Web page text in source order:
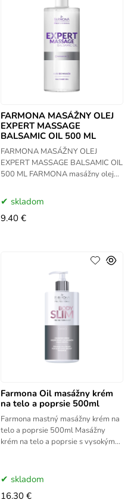
FARMONA MASÁŽNY OLEJ
EXPERT MASSAGE
BALSAMIC OIL 500 ML
FARMONA MASÁŽNY OLEJ
EXPERT MASSAGE BALSAMIC OIL
500 ML FARMONA masážny olej
500ml je určený na všetky typy
pleti, najmä unavenú,
skladom
9.40 €
Farmona Oil masážny krém
na telo a poprsie 500ml
Farmona mastný masážny krém na
telo a poprsie 500ml Masážny
krém na telo a poprsie s vysokým
skladom
16.30 €